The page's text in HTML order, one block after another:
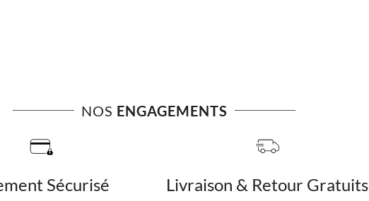
NOS ENGAGEMENTS
Sécurisé Livraison & Retour Gratuits